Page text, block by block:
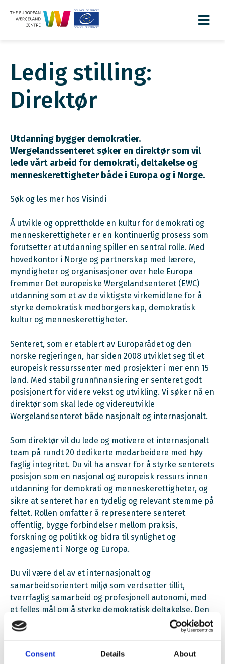
Consent Details About
Ledig stilling:
Direktør
Utdanning bygger demokratier.
Wergelandssenteret søker en direktør som vil
lede vårt arbeid for demokrati, deltakelse og
menneskerettigheter både i Europa og i Norge.
Søk og les mer hos Visindi
Å utvikle og opprettholde en kultur for demokrati og
menneskerettigheter er en kontinuerlig prosess som
forutsetter at utdanning spiller en sentral rolle. Med
hovedkontor i Norge og partnerskap med lærere,
myndigheter og organisasjoner over hele Europa
fremmer Det europeiske Wergelandsenteret (EWC)
utdanning som et av de viktigste virkemidlene for å
styrke demokratisk medborgerskap, demokratisk
kultur og menneskerettigheter.
Senteret, som er etablert av Europarådet og den
norske regjeringen, har siden 2008 utviklet seg til et
europeisk ressurssenter med prosjekter i mer enn 15
land. Med stabil grunnfinansiering er senteret godt
posisjonert for videre vekst og utvikling. Vi søker nå en
direktør som skal lede og videreutvikle
Wergelandsenteret både nasjonalt og internasjonalt.
Som direktør vil du lede og motivere et internasjonalt
team på rundt 20 dedikerte medarbeidere med høy
faglig integritet. Du vil ha ansvar for å styrke senterets
posisjon som en nasjonal og europeisk ressurs innen
utdanning for demokrati og menneskerettigheter, og
sikre at senteret har en tydelig og relevant stemme på
feltet. Rollen omfatter å representere senteret
offentlig, bygge forbindelser mellom praksis,
forskning og politikk og bidra til synlighet og
engasjement i Norge og Europa.
Du vil være del av et internasjonalt og
samarbeidsorientert miljø som verdsetter tillit,
tverrfaglig samarbeid og profesjonell autonomi, med
et felles mål om å styrke demokratisk deltakelse. Den
bredere organisasjonen består av både norske og
internasjonale eksperter som du vil ha ansvar for å
rapportere til styret, som har både norske og